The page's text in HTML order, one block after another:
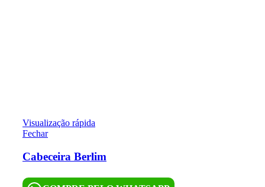
Visualização rápida
Fechar
Cabeceira Berlim